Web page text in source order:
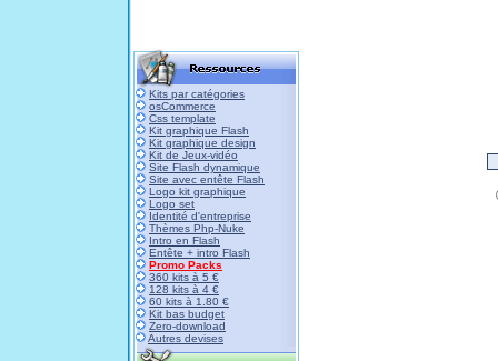
Kits par catégories
osCommerce
Css template
Kit graphique Flash
Kit graphique design
Kit de Jeux-vidéo
Site Flash dynamique
Site avec entête Flash
Logo kit graphique
Logo set
Identité d'entreprise
Thèmes Php-Nuke
Intro en Flash
Entête + intro Flash
Promo Packs
360 kits à 5 €
128 kits à 4 €
60 kits à 1.80 €
Kit bas budget
Zero-download
Autres devises